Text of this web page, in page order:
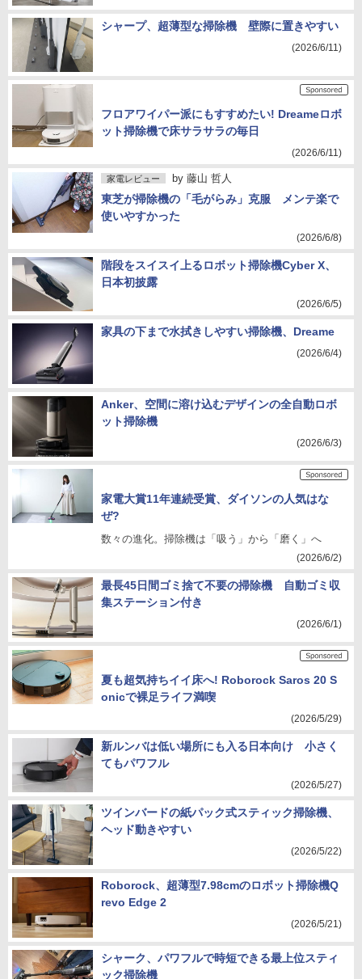
シャープ、超薄型な掃除機 壁際に置きやすい
(2026/6/11)
フロアワイパー派にもすすめたい! Dreameロボ
ット掃除機で床サラサラの毎日
(2026/6/11)
家電レビュー by 藤山 哲人
東芝が掃除機の「毛がらみ」克服 メンテ楽で
使いやすかった
(2026/6/8)
階段をスイスイ上るロボット掃除機Cyber X、
日本初披露
(2026/6/5)
家具の下まで水拭きしやすい掃除機、Dreame
(2026/6/4)
Anker、空間に溶け込むデザインの全自動ロボ
ット掃除機
(2026/6/3)
家電大賞11年連続受賞、ダイソンの人気はな
ぜ?
数々の進化。掃除機は「吸う」から「磨く」へ
(2026/6/2)
最長45日間ゴミ捨て不要の掃除機 自動ゴミ収
集ステーション付き
(2026/6/1)
夏も超気持ちイイ床へ! Roborock Saros 20 S
onicで裸足ライフ満喫
(2026/5/29)
新ルンバは低い場所にも入る日本向け 小さく
てもパワフル
(2026/5/27)
ツインバードの紙パック式スティック掃除機、
ヘッド動きやすい
(2026/5/22)
Roborock、超薄型7.98cmのロボット掃除機Q
revo Edge 2
(2026/5/21)
シャーク、パワフルで時短できる最上位スティ
ック掃除機